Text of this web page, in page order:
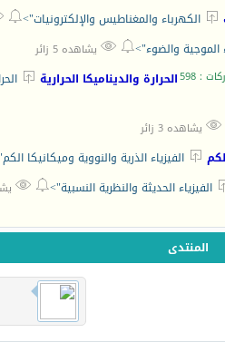
 الكهرباء والمغناطيس والإلكترونيات">
الموجية والضوء">
 يشاهده 5 زائر
: 598 الحرارة والديناميكا الحرارية 
 يشاهده 3 زائر
 الفيزياء الذرية والنووية وميكانيكا
الفيزياء الحديثة والنظرية النسبية">

المنتدى